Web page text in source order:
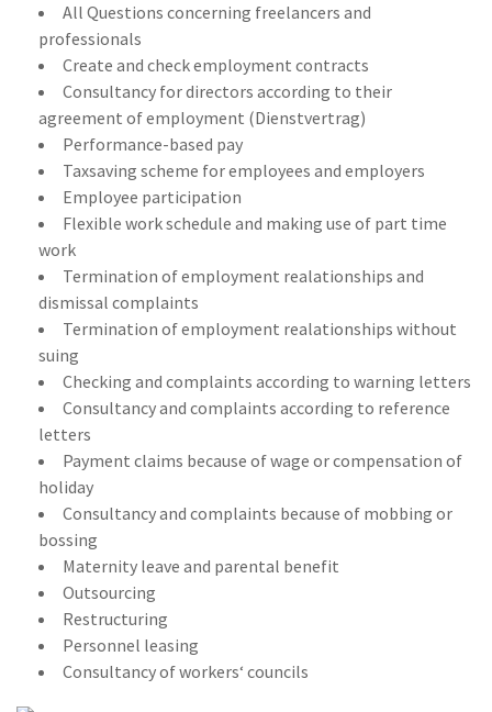
All Questions concerning freelancers and
professionals
Create and check employment contracts
Consultancy for directors according to their
agreement of employment (Dienstvertrag)
Performance-based pay
Taxsaving scheme for employees and employers
Employee participation
Flexible work schedule and making use of part time
work
Termination of employment realationships and
dismissal complaints
Termination of employment realationships without
suing
Checking and complaints according to warning letters
Consultancy and complaints according to reference
letters
Payment claims because of wage or compensation of
holiday
Consultancy and complaints because of mobbing or
bossing
Maternity leave and parental benefit
Outsourcing
Restructuring
Personnel leasing
Consultancy of workers‘ councils